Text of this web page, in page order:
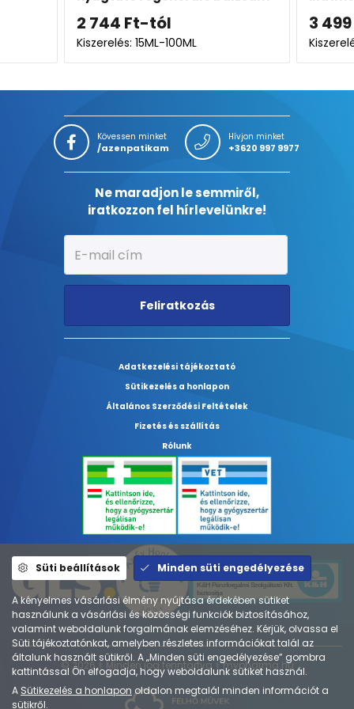
3 499Ft
Kiszerelés: 75ML
3
Kövessen minket
/azenpatikam
Hívjon minket
+3620 997 9977
Ne maradjon le semmiről,
iratkozzon fel hírlevelünkre!
Feliratkozás
Adatkezelési tájékoztató
Sütikezelés a honlapon
Általános Szerződési Feltételek
Fizetés és szállítás
Rólunk
© 2026 ⚕︎ Minden jog fenntartva ⚕︎ mypharma.hu
Süti beállítások Minden süti engedélyezése
A kényelmes vásárlási élmény nyújtása érdekében sütiket
használunk a vásárlási és közösségi funkciók biztosításához,
valamint weboldalunk forgalmának elemzéséhez. Kérjük, olvassa el
Süti tájékoztatónkat, amelyben részletes információkat talál az
általunk használt sütikről. A „Minden süti engedélyezése” gombra
kattintással Ön elfogadja, hogy weboldalunk sütiket használ.
A Sütikezelés a honlapon oldalon megtalál minden információt a
sütikről.